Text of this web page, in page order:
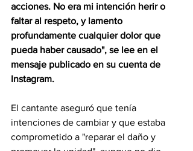
acciones. No era mi intención herir o
faltar al respeto, y lamento
profundamente cualquier dolor que
pueda haber causado", se lee en el
mensaje publicado en su cuenta de
Instagram.
El cantante aseguró que tenía
intenciones de cambiar y que estaba
comprometido a "reparar el daño y